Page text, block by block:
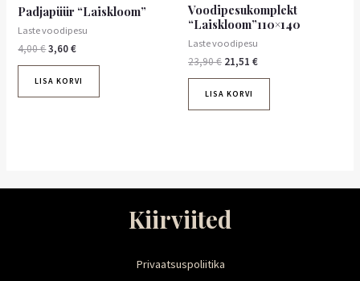
Padjapüür “Laiskloom”
Laste voodipesu
4,00€3,60€
LISA KORVI
Voodipesukomplekt
“Laiskloom”110×140
Laste voodipesu
23,90€ 21,51 €
LISA KORVI
Kiirviited
Privaatsuspoliitika